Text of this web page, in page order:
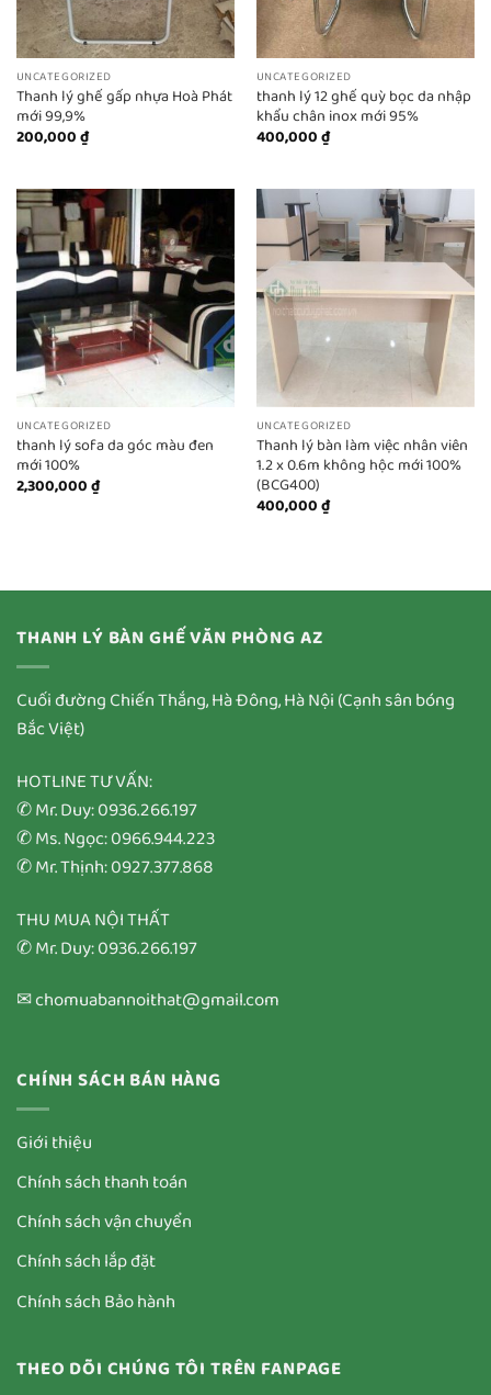
UNCATEGORIZED
Thanh lý ghế gấp nhựa Hoà Phát
mới 99,9%
200,000₫
UNCATEGORIZED
thanh lý 12 ghế quỳ bọc da nhập
khẩu chân inox mới 95%
400,000₫
UNCATEGORIZED
thanh lý sofa da góc màu đen
mới 100%
2,300,000₫
UNCATEGORIZED
Thanh lý bàn làm việc nhân viên
1.2 x 0.6m không hộc mới 100%
(BCG400)
400,000₫
THANH LÝ BÀN GHẾ VĂN PHÒNG AZ
Cuối đường Chiến Thắng, Hà Đông, Hà Nội (Cạnh sân bóng
Bắc Việt)
HOTLINE TƯ VẤN:
✆ Mr. Duy: 0936.266.197
✆ Ms. Ngọc: 0966.944.223
✆ Mr. Thịnh: 0927.377.868
THU MUA NỘI THẤT
✆ Mr. Duy: 0936.266.197
✉ chomuabannoithat@gmail.com
CHÍNH SÁCH BÁN HÀNG
Giới thiệu
Chính sách thanh toán
Chính sách vận chuyển
Chính sách lắp đặt
Chính sách Bảo hành
THEO DÕI CHÚNG TÔI TRÊN FANPAGE